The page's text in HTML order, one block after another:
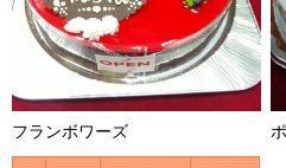
フランボワーズ